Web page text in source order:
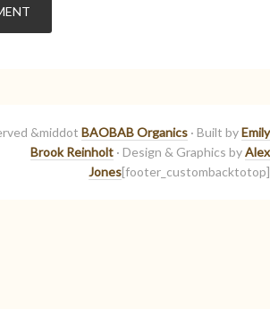
&middot BAOBAB Organics · Built byEmily
Brook Reinholt · Design & Graphics byAlex
Jones[footer_custombacktotop]